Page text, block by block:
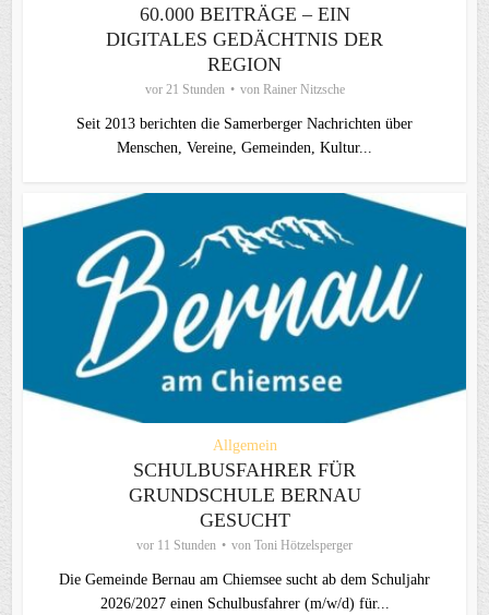
60.000 BEITRÄGE – EIN
DIGITALES GEDÄCHTNIS DER
REGION
vor 21 Stunden von Rainer Nitzsche
Seit 2013 berichten die Samerberger Nachrichten über
Menschen, Vereine, Gemeinden, Kultur...
Allgemein
SCHULBUSFAHRER FÜR
GRUNDSCHULE BERNAU
GESUCHT
vor 11 Stunden von Toni Hötzelsperger
Die Gemeinde Bernau am Chiemsee sucht ab dem Schuljahr
2026/2027 einen Schulbusfahrer (m/w/d) für...